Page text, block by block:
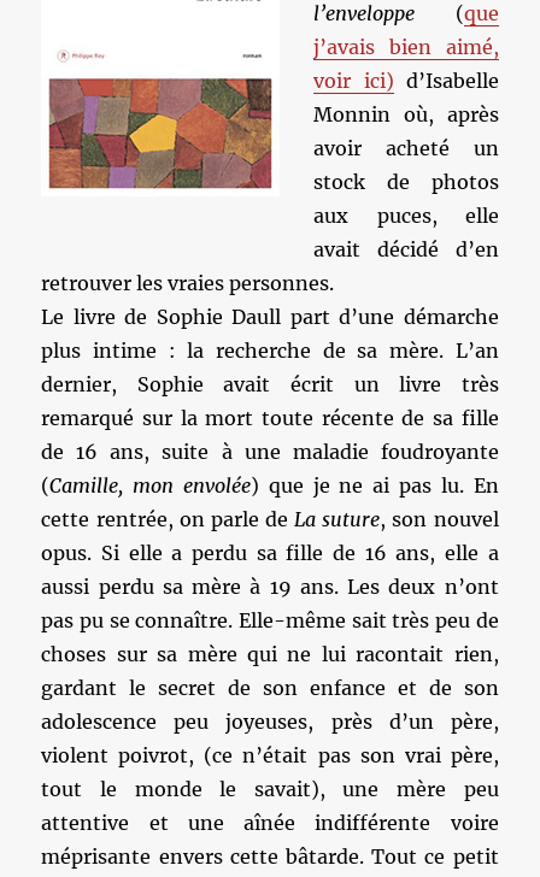
l’enveloppe (que
j’avais bien aimé,
voir ici) d’Isabelle
Monnin où, après
avoir acheté un
stock de photos
aux puces, elle
avait décidé d’en
retrouver les vraies personnes.
Le livre de Sophie Daull part d’une démarche
plus intime : la recherche de sa mère. L’an
dernier, Sophie avait écrit un livre très
remarqué sur la mort toute récente de sa fille
de 16 ans, suite à une maladie foudroyante
(Camille, mon envolée) que je ne ai pas lu. En
cette rentrée, on parle deLa suture, son nouvel
opus. Si elle a perdu sa fille de 16 ans, elle a
aussi perdu sa mère à 19 ans. Les deux n’ont
pas pu se connaître. Elle-même sait très peu de
choses sur sa mère qui ne lui racontait rien,
gardant le secret de son enfance et de son
adolescence peu joyeuses, près d’un père,
violent poivrot, (ce n’était pas son vrai père,
tout le monde le savait), une mère peu
attentive et une aînée indifférente voire
méprisante envers cette bâtarde. Tout ce petit